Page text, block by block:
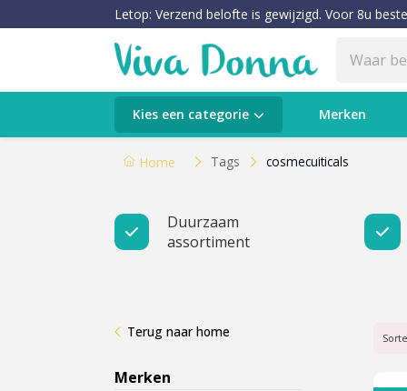
Letop: Verzend belofte is gewijzigd. Voor 8u
Kies een categorie Merken
Categorieën
Verzorging
Huidtypes & Huidcondities
Voeding & Gezondheid
Home Tags cosmecuiticals
Duurzaam
assortiment
Terug naar home
Merken